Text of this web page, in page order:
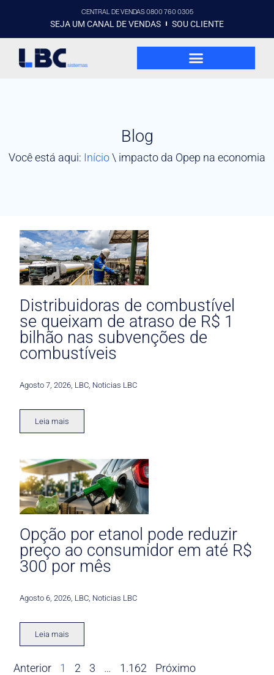
CENTRAL DE VENDAS 0800 760 0305
SEJA UM CANAL DE VENDAS SOU CLIENTE
Blog
Você está aqui: Início\ impacto da Opep na economia
Distribuidoras de combustível
se queixam de atraso de R$ 1
bilhão nas subvenções de
combustíveis
Agosto 7, 2026 LBC Noticias LBC
Leia mais
Opção por etanol pode reduzir
preço ao consumidor em até R$
300 por mês
Agosto 6, 2026 LBC Noticias LBC
Leia mais
Anterior 1 2 3 … 1.162 Próximo